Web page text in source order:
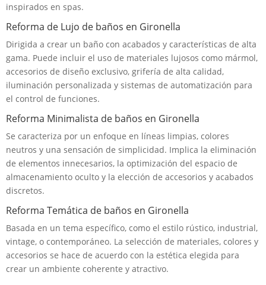
inspirados en spas.
Reforma de Lujo de baños en Gironella
Dirigida a crear un baño con acabados y características de alta
gama. Puede incluir el uso de materiales lujosos como mármol,
accesorios de diseño exclusivo, grifería de alta calidad,
iluminación personalizada y sistemas de automatización para
el control de funciones.
Reforma Minimalista de baños en Gironella
Se caracteriza por un enfoque en líneas limpias, colores
neutros y una sensación de simplicidad. Implica la eliminación
de elementos innecesarios, la optimización del espacio de
almacenamiento oculto y la elección de accesorios y acabados
discretos.
Reforma Temática de baños en Gironella
Basada en un tema específico, como el estilo rústico, industrial,
vintage, o contemporáneo. La selección de materiales, colores y
accesorios se hace de acuerdo con la estética elegida para
crear un ambiente coherente y atractivo.